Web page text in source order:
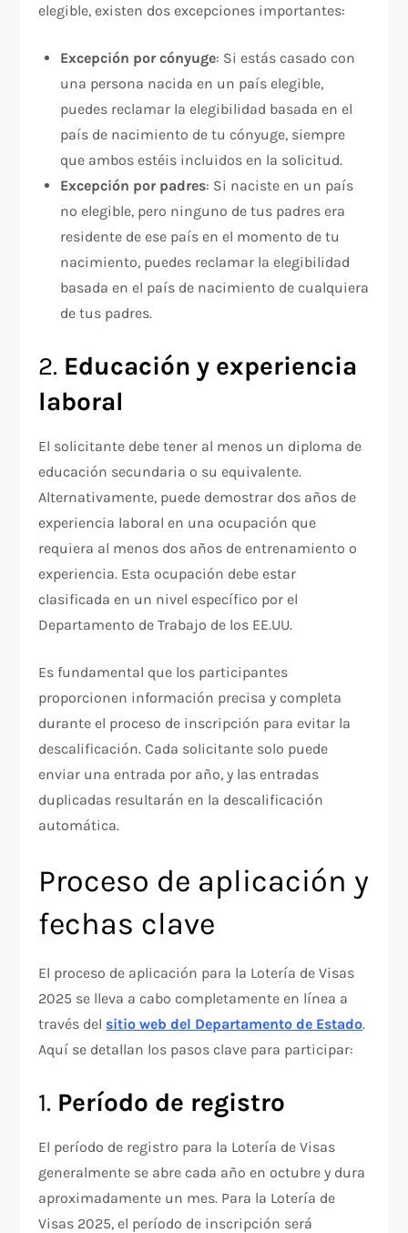
elegible, existen dos excepciones importantes:
Excepción por cónyuge: Si estás casado con
una persona nacida en un país elegible,
puedes reclamar la elegibilidad basada en el
país de nacimiento de tu cónyuge, siempre
que ambos estéis incluidos en la solicitud.
Excepción por padres: Si naciste en un país
no elegible, pero ninguno de tus padres era
residente de ese país en el momento de tu
nacimiento, puedes reclamar la elegibilidad
basada en el país de nacimiento de cualquiera
de tus padres.
2. Educación y experiencia
laboral
El solicitante debe tener al menos un diploma de
educación secundaria o su equivalente.
Alternativamente, puede demostrar dos años de
experiencia laboral en una ocupación que
requiera al menos dos años de entrenamiento o
experiencia. Esta ocupación debe estar
clasificada en un nivel específico por el
Departamento de Trabajo de los EE.UU.
Es fundamental que los participantes
proporcionen información precisa y completa
durante el proceso de inscripción para evitar la
descalificación. Cada solicitante solo puede
enviar una entrada por año, y las entradas
duplicadas resultarán en la descalificación
automática.
Proceso de aplicación y
fechas clave
El proceso de aplicación para la Lotería de Visas
2025 se lleva a cabo completamente en línea a
través del sitio web del Departamento de Estado.
Aquí se detallan los pasos clave para participar:
1. Período de registro
El período de registro para la Lotería de Visas
generalmente se abre cada año en octubre y dura
aproximadamente un mes. Para la Lotería de
Visas 2025, el período de inscripción será